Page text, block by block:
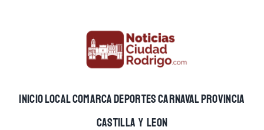
INICIOLOCALCOMARCADEPORTESCARNAVALPROVINCIA
CASTILLA Y LEON